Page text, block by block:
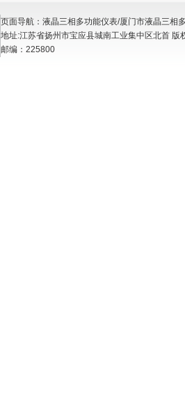
页面导航：液晶三相多功能仪表/厦门市液晶三相
地址:江苏省扬州市宝应县城南工业集中区北首 版
邮编：225800